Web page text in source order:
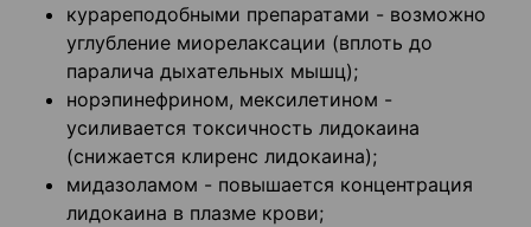
курареподобными препаратами - возможно
углубление миорелаксации (вплоть до
паралича дыхательных мышц);
норэпинефрином, мексилетином -
усиливается токсичность лидокаина
(снижается клиренс лидокаина);
мидазоламом - повышается концентрация
лидокаина в плазме крови;